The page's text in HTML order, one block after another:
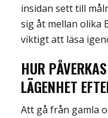
insidan sett till
sig åt mellan olika
viktigt att läsa
HUR
LÄGENHET
Att gå från gamla